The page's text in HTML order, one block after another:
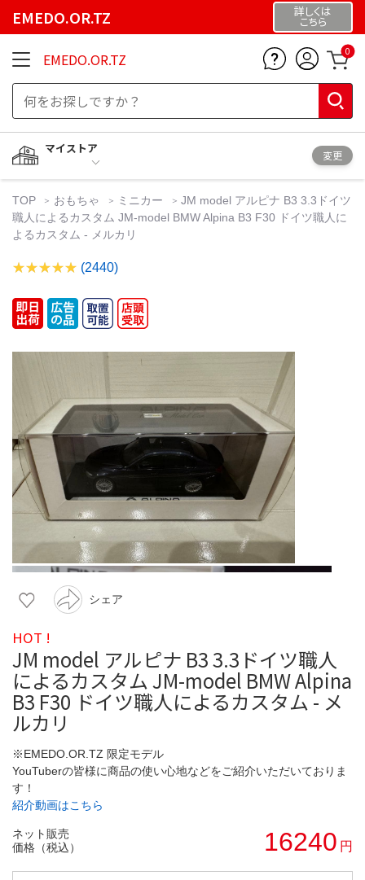
EMEDO.OR.TZ 詳しくは
こちら
EMEDO.OR.TZ 0
マイストア
変更
TOP おもちゃ ミニカー
JM model アルピナ B3 3.3ドイツ
職人によるカスタム JM-model BMW Alpina B3 F30 ドイツ職人に
よるカスタム - メルカリ
(2440)
シェア
HOT !
JM model アルピナ B3 3.3ドイツ職人
によるカスタム JM-model BMW Alpina
B3 F30 ドイツ職人によるカスタム - メ
ルカリ
※EMEDO.OR.TZ 限定モデル
YouTuberの皆様に商品の使い心地などをご紹介いただいておりま
す！
紹介動画はこちら
ネット販売
価格（税込）
16240 円